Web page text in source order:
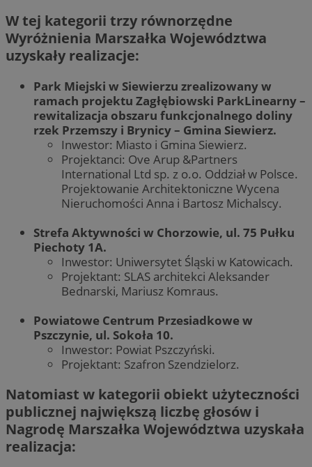
W tej kategorii trzy równorzędne
Wyróżnienia Marszałka Województwa
uzyskały realizacje:
Park Miejski w Siewierzu zrealizowany w
ramach projektu Zagłębiowski ParkLinearny –
rewitalizacja obszaru funkcjonalnego doliny
rzek Przemszy i Brynicy – Gmina Siewierz.
Inwestor: Miasto i Gmina Siewierz.
Projektanci: Ove Arup &Partners
International Ltd sp. z o.o. Oddział w Polsce.
Projektowanie Architektoniczne Wycena
Nieruchomości Anna i Bartosz Michalscy.
Strefa Aktywności w Chorzowie, ul. 75 Pułku
Piechoty 1A.
Inwestor: Uniwersytet Śląski w Katowicach.
Projektant: SLAS architekci Aleksander
Bednarski, Mariusz Komraus.
Powiatowe Centrum Przesiadkowe w
Pszczynie, ul. Sokoła 10.
Inwestor: Powiat Pszczyński.
Projektant: Szafron Szendzielorz.
Natomiast w kategorii obiekt użyteczności
publicznej największą liczbę głosów i
Nagrodę Marszałka Województwa uzyskała
realizacja: